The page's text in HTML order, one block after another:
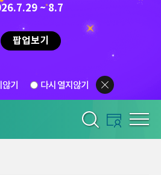
~ 8.7
팝업보기
않기 다시 열지않기